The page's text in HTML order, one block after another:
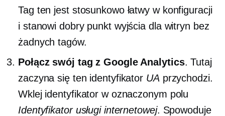
Tag ten jest stosunkowo łatwy w konfiguracji
i stanowi dobry punkt wyjścia dla witryn bez
żadnych tagów.
Połącz swój tag z Google Analytics. Tutaj
zaczyna się ten identyfikator UA przychodzi.
Wklej identyfikator w oznaczonym polu
Identyfikator usługi internetowej. Spowoduje